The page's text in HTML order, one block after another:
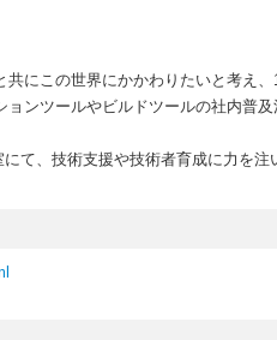
にこの世界にかかわりたいと考え
ンツールやビルドツールの社内普及
て、技術支援や技術者育成に力を注